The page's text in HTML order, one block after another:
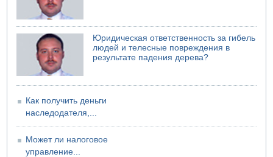
Юридическая ответственность за гибель
людей и телесные повреждения в
результате падения дерева?
Как получить деньги
наследодателя,...
Может ли налоговое
управление...